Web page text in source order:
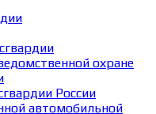
охране
России
автомобильной